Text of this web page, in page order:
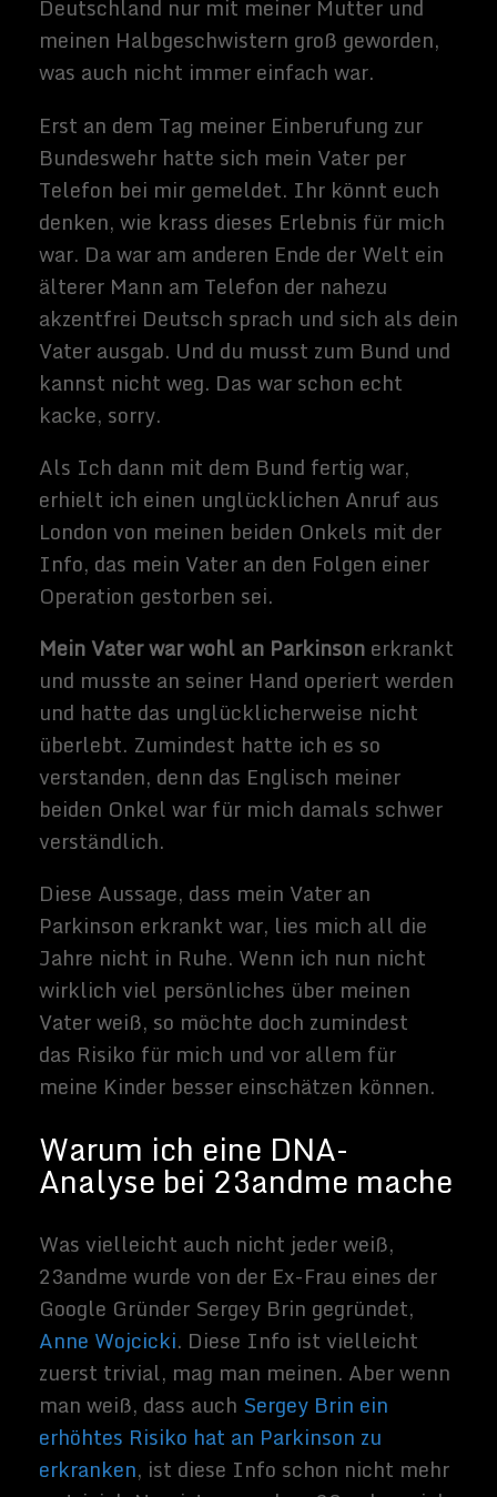
Gibt es Alternativen zu
23andme?
Ja die gibt es. Man muss also nicht
unbedingt auf 23andme für diese
Dienstleistung zurückgreifen.
http://www.ancestry.com/
https://www.familytreedna.com/
https://www.genebygene.com/
http://www.decode.com/
Mir persönlich gefällt die 23andme
Website und das Benutzeroberfläche sehr
gut, außerdem können gleich mehrere
Drittanbieter die Rohdaten besser
als bei den anderen Anbietern.
Weitere Quellen
http://www.faz.net/aktuell/wirtschaft/
unternehmen/fda-erlaubt-gesundheits-
gentests-von-23-and-me-
http://www.faz.net/aktuell/feuilleton/d
ebatten/genomentschluesselung-fuer-
alle-sie-haben-ein-erhoehtes-risiko-
fuer-prostata-krebs-12651252.html
http://www.zeit.de/wissen/gesundheit/2
https://de.wikipedia.org/wiki/23andMe
Related Images:
Sammy
Zimmerma
nns
Hallo, ich
schreibe hier
im Blog. Mein
Sammy
Zimmermann
s und ich bin
freiberufliche
r Journalist
und
Buchautor,
sowie SEO-
Berater. Mein
Hobbys und
Interessen